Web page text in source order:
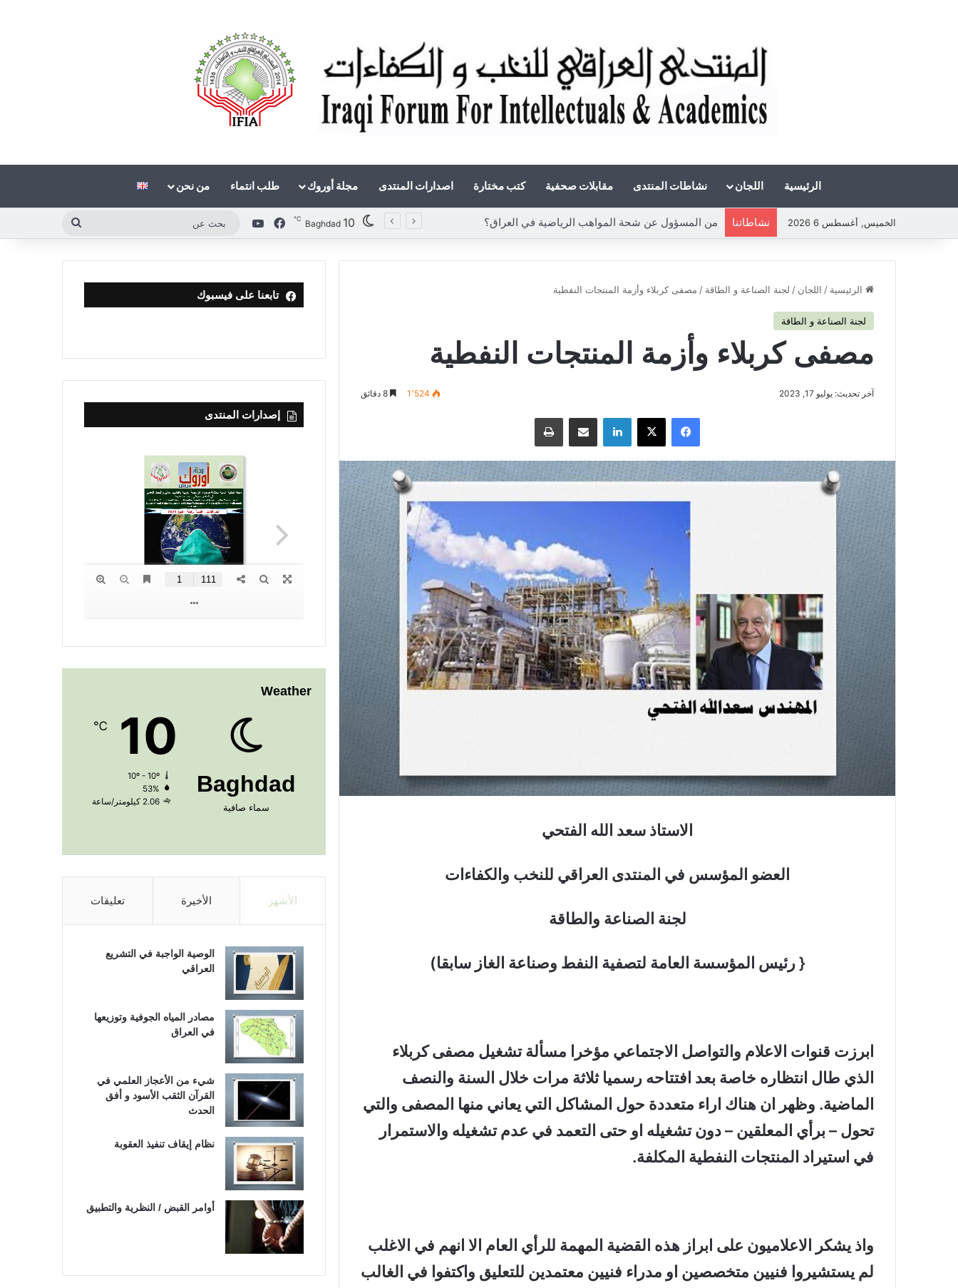
الرئيسية اللجان نشاطات المنتدى مقابلات صحفية كتب مختارة اصدارات المنتدى مجلة أوروك طلب انتماء من نحن
الخميس, أغسطس 6 2026 نشاطاتنا من المسؤول عن شحة المواهب الرياضية في العراق؟ Baghdad 10
℃ فيسبوك‫YouTube
الرئيسية / اللجان / لجنة الصناعة و الطاقة / مصفى كربلاء وأزمة المنتجات النفطية
لجنة الصناعة و الطاقة
مصفى كربلاء وأزمة المنتجات النفطية
آخر تحديث: يوليو 17, 2023 1٬524
فيسبوك لينكدإن
الاستاذ سعد الله الفتحي
العضو المؤسس في المنتدى العراقي للنخب والكفاءات
لجنة الصناعة والطاقة
{ رئيس المؤسسة العامة لتصفية النفط وصناعة الغاز سابقا)
ابرزت قنوات الاعلام والتواصل الاجتماعي مؤخرا مسألة تشغيل مصفى كربلاء
الذي طال انتظاره خاصة بعد افتتاحه رسميا ثلاثة مرات خلال السنة والنصف
الماضية. وظهر ان هناك اراء متعددة حول المشاكل التي يعاني منها المصفى والتي
تحول – برأي المعلقين – دون تشغيله او حتى التعمد في عدم تشغيله والاستمرار
في استيراد المنتجات النفطية المكلفة.
واذ يشكر الاعلاميون على ابراز هذه القضية المهمة للرأي العام الا انهم في الاغلب
لم يستشيروا فنيين متخصصين او مدراء فنيين معتمدين للتعليق واكتفوا في الغالب
تابعنا على فيسبوك
إصدارات المنتدى
Weather
Baghdad
سماء صافية
10
℃
10º - 10º
53%
2.06 كيلومتر/ساعة
الأشهر الأخيرة تعليقات
الوصية الواجبة في التشريع
العراقي
مصادر المياه الجوفية وتوزيعها
في العراق
شيء من الأعجاز العلمي في
القرآن الثقب الأسود و أفق
الحدث
نظام إيقاف تنفيذ العقوبة
أوامر القبض / النظرية والتطبيق